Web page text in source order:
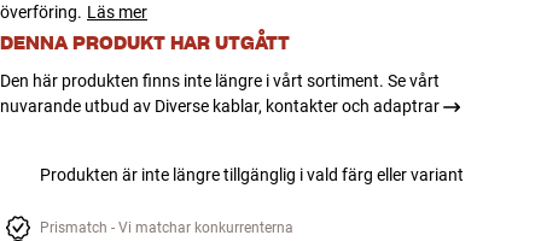
Bygg med ljud
Företag
överföring. Läs mer
DENNA PRODUKT HAR UTGÅTT
Den här produkten finns inte längre i vårt sortiment. Se vårt
nuvarande utbud av Diverse kablar, kontakter och adaptrar
Produkten är inte längre tillgänglig i vald färg eller variant
Prismatch - Vi matchar konkurrenterna